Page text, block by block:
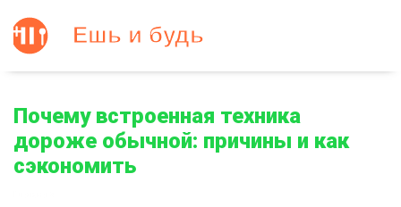
Почему встроенная техника
дороже обычной: причины и как
сэкономить